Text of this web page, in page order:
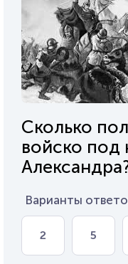
Сколько
войско под
Варианты
2 5